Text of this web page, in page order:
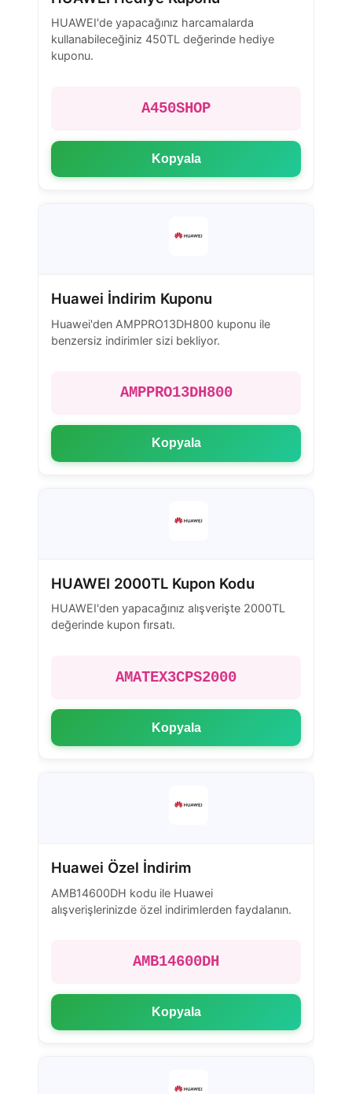
HUAWEI'de yapacağınız harcamalarda
kullanabileceğiniz 450TL değerinde hediye
kuponu.
A450SHOP
Kopyala
Huawei İndirim Kuponu
Huawei'den AMPPRO13DH800 kuponu ile
benzersiz indirimler sizi bekliyor.
AMPPRO13DH800
Kopyala
HUAWEI 2000TL Kupon Kodu
HUAWEI'den yapacağınız alışverişte 2000TL
değerinde kupon fırsatı.
AMATEX3CPS2000
Kopyala
Huawei Özel İndirim
AMB14600DH kodu ile Huawei
alışverişlerinizde özel indirimlerden faydalanın.
AMB14600DH
Kopyala